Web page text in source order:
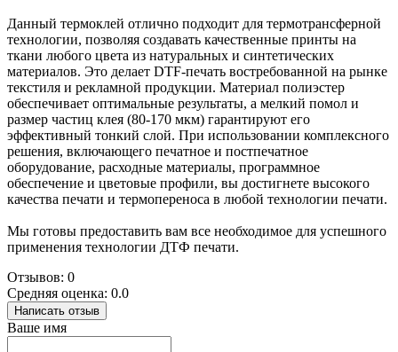
Данный термоклей отлично подходит для термотрансферной
технологии, позволяя создавать качественные принты на
ткани любого цвета из натуральных и синтетических
материалов. Это делает DTF-печать востребованной на рынке
текстиля и рекламной продукции. Материал полиэстер
обеспечивает оптимальные результаты, а мелкий помол и
размер частиц клея (80-170 мкм) гарантируют его
эффективный тонкий слой. При использовании комплексного
решения, включающего печатное и постпечатное
оборудование, расходные материалы, программное
обеспечение и цветовые профили, вы достигнете высокого
качества печати и термопереноса в любой технологии печати.
Мы готовы предоставить вам все необходимое для успешного
применения технологии ДТФ печати.
Отзывов: 0
Средняя оценка: 0.0
Написать отзыв
Ваше имя